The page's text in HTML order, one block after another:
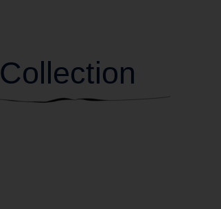
Collection